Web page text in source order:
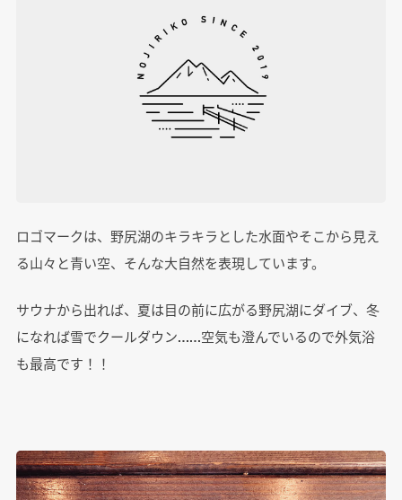
ロゴマークは、野尻湖のキラキラとした水面やそこから見え
る山々と青い空、そんな大自然を表現しています。
サウナから出れば、夏は目の前に広がる野尻湖にダイブ、冬
になれば雪でクールダウン……空気も澄んでいるので外気浴
も最高です！！